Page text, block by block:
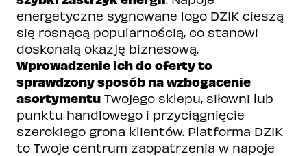
energetyczne sygnowane logo DZIK cieszą
się rosnącą popularnością, co stanowi
doskonałą okazję biznesową.
Wprowadzenie ich do oferty to
sprawdzony sposób na wzbogacenie
asortymentu Twojego sklepu, siłowni lub
punktu handlowego i przyciągnięcie
szerokiego grona klientów. Platforma DZIK
to Twoje centrum zaopatrzenia w napoje